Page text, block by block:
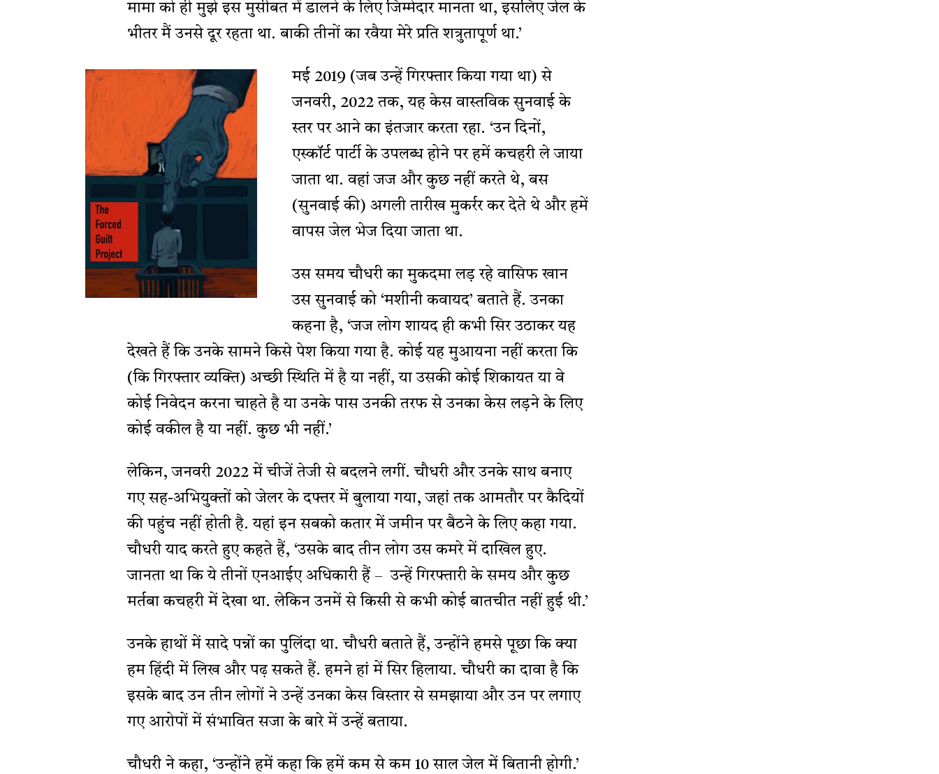
मामा को ही मुझे इस मुसीबत में डालने के लिए जिम्मेदार मानता था, इसलिए जेल के
भीतर मैं उनसे दूर रहता था. बाकी तीनों का रवैया मेरे प्रति शत्रुतापूर्ण था.’
मई 2019 (जब उन्हें गिरफ्तार किया गया था) से
जनवरी, 2022 तक, यह केस वास्तविक सुनवाई के
स्तर पर आने का इंतजार करता रहा. ‘उन दिनों,
एस्कॉर्ट पार्टी के उपलब्ध होने पर हमें कचहरी ले जाया
जाता था. वहां जज और कुछ नहीं करते थे, बस
(सुनवाई की) अगली तारीख मुकर्रर कर देते थे और हमें
वापस जेल भेज दिया जाता था.
उस समय चौधरी का मुकदमा लड़ रहे वासिफ खान
उस सुनवाई को ‘मशीनी कवायद’ बताते हैं. उनका
कहना है, ‘जज लोग शायद ही कभी सिर उठाकर यह
देखते हैं कि उनके सामने किसे पेश किया गया है. कोई यह मुआयना नहीं करता कि
(कि गिरफ्तार व्यक्ति) अच्छी स्थिति में है या नहीं, या उसकी कोई शिकायत या वे
कोई निवेदन करना चाहते है या उनके पास उनकी तरफ से उनका केस लड़ने के लिए
कोई वकील है या नहीं. कुछ भी नहीं.’
लेकिन, जनवरी 2022 में चीजें तेजी से बदलने लगीं. चौधरी और उनके साथ बनाए
गए सह-अभियुक्तों को जेलर के दफ्तर में बुलाया गया, जहां तक आमतौर पर कैदियों
की पहुंच नहीं होती है. यहां इन सबको कतार में जमीन पर बैठने के लिए कहा गया.
चौधरी याद करते हुए कहते हैं, ‘उसके बाद तीन लोग उस कमरे में दाखिल हुए.
जानता था कि ये तीनों एनआईए अधिकारी हैं – उन्हें गिरफ्तारी के समय और कुछ
मर्तबा कचहरी में देखा था. लेकिन उनमें से किसी से कभी कोई बातचीत नहीं हुई थी.’
उनके हाथों में सादे पन्नों का पुलिंदा था. चौधरी बताते हैं, उन्होंने हमसे पूछा कि क्या
हम हिंदी में लिख और पढ़ सकते हैं. हमने हां में सिर हिलाया. चौधरी का दावा है कि
इसके बाद उन तीन लोगों ने उन्हें उनका केस विस्तार से समझाया और उन पर लगाए
गए आरोपों में संभावित सजा के बारे में उन्हें बताया.
चौधरी ने कहा, ‘उन्होंने हमें कहा कि हमें कम से कम 10 साल जेल में बितानी होगी.’